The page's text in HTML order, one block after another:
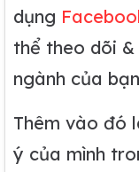
dụng
thể theo dõi
ngành của
Thêm vào đó
ý của mình